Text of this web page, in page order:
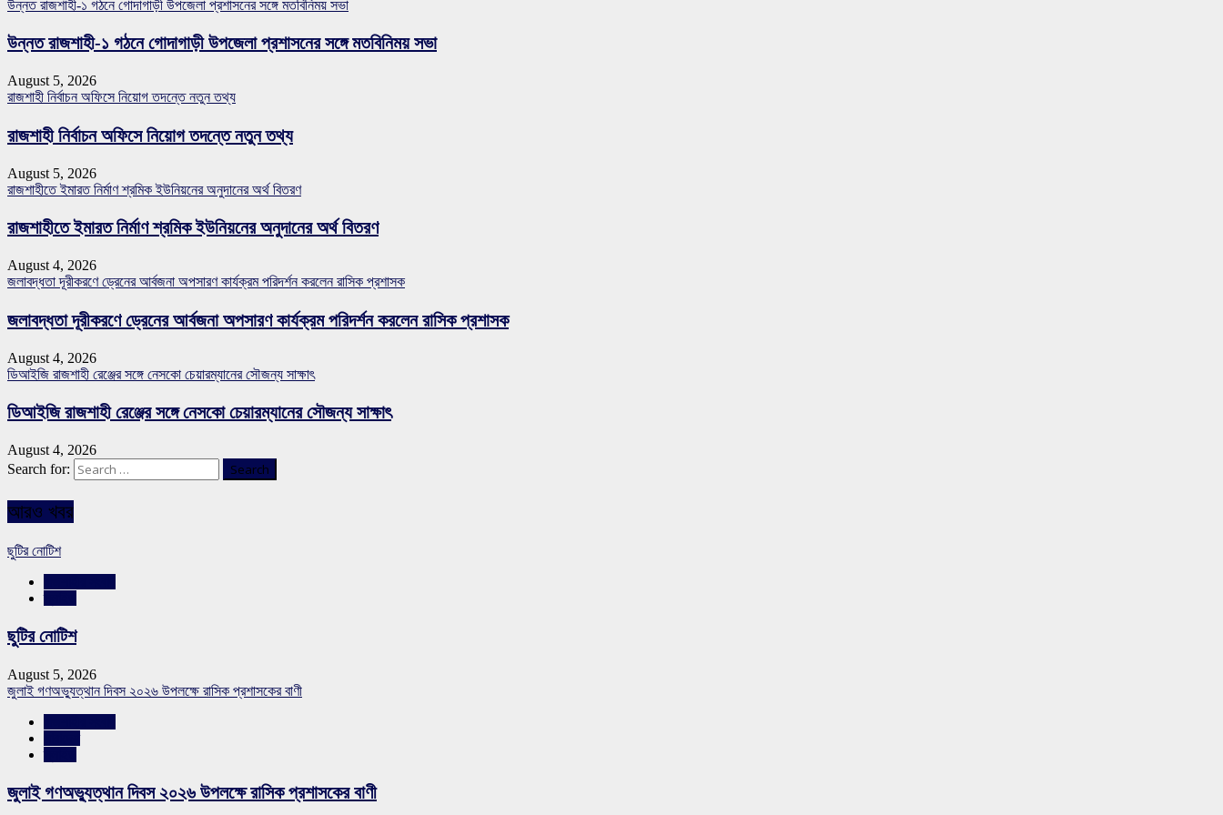
উন্নত রাজশাহী-১ গঠনে গোদাগাড়ী উপজেলা প্রশাসনের সঙ্গে মতবিনিময় সভা
উন্নত রাজশাহী-১ গঠনে গোদাগাড়ী উপজেলা প্রশাসনের সঙ্গে মতবিনিময় সভা
August 5, 2026
রাজশাহী নির্বাচন অফিসে নিয়োগ তদন্তে নতুন তথ্য
রাজশাহী নির্বাচন অফিসে নিয়োগ তদন্তে নতুন তথ্য
August 5, 2026
রাজশাহীতে ইমারত নির্মাণ শ্রমিক ইউনিয়নের অনুদানের অর্থ বিতরণ
রাজশাহীতে ইমারত নির্মাণ শ্রমিক ইউনিয়নের অনুদানের অর্থ বিতরণ
August 4, 2026
জলাবদ্ধতা দূরীকরণে ড্রেনের আর্বজনা অপসারণ কার্যক্রম পরিদর্শন করলেন রাসিক প্রশাসক
জলাবদ্ধতা দূরীকরণে ড্রেনের আর্বজনা অপসারণ কার্যক্রম পরিদর্শন করলেন রাসিক প্রশাসক
August 4, 2026
ডিআইজি রাজশাহী রেঞ্জের সঙ্গে নেসকো চেয়ারম্যানের সৌজন্য সাক্ষাৎ
ডিআইজি রাজশাহী রেঞ্জের সঙ্গে নেসকো চেয়ারম্যানের সৌজন্য সাক্ষাৎ
August 4, 2026
Search for:
আরও খবর
ছুটির নোটিশ
ছুটির নোটিশ
August 5, 2026
জুলাই গণঅভ্যুত্থান দিবস ২০২৬ উপলক্ষে রাসিক প্রশাসকের বাণী
জুলাই গণঅভ্যুত্থান দিবস ২০২৬ উপলক্ষে রাসিক প্রশাসকের বাণী